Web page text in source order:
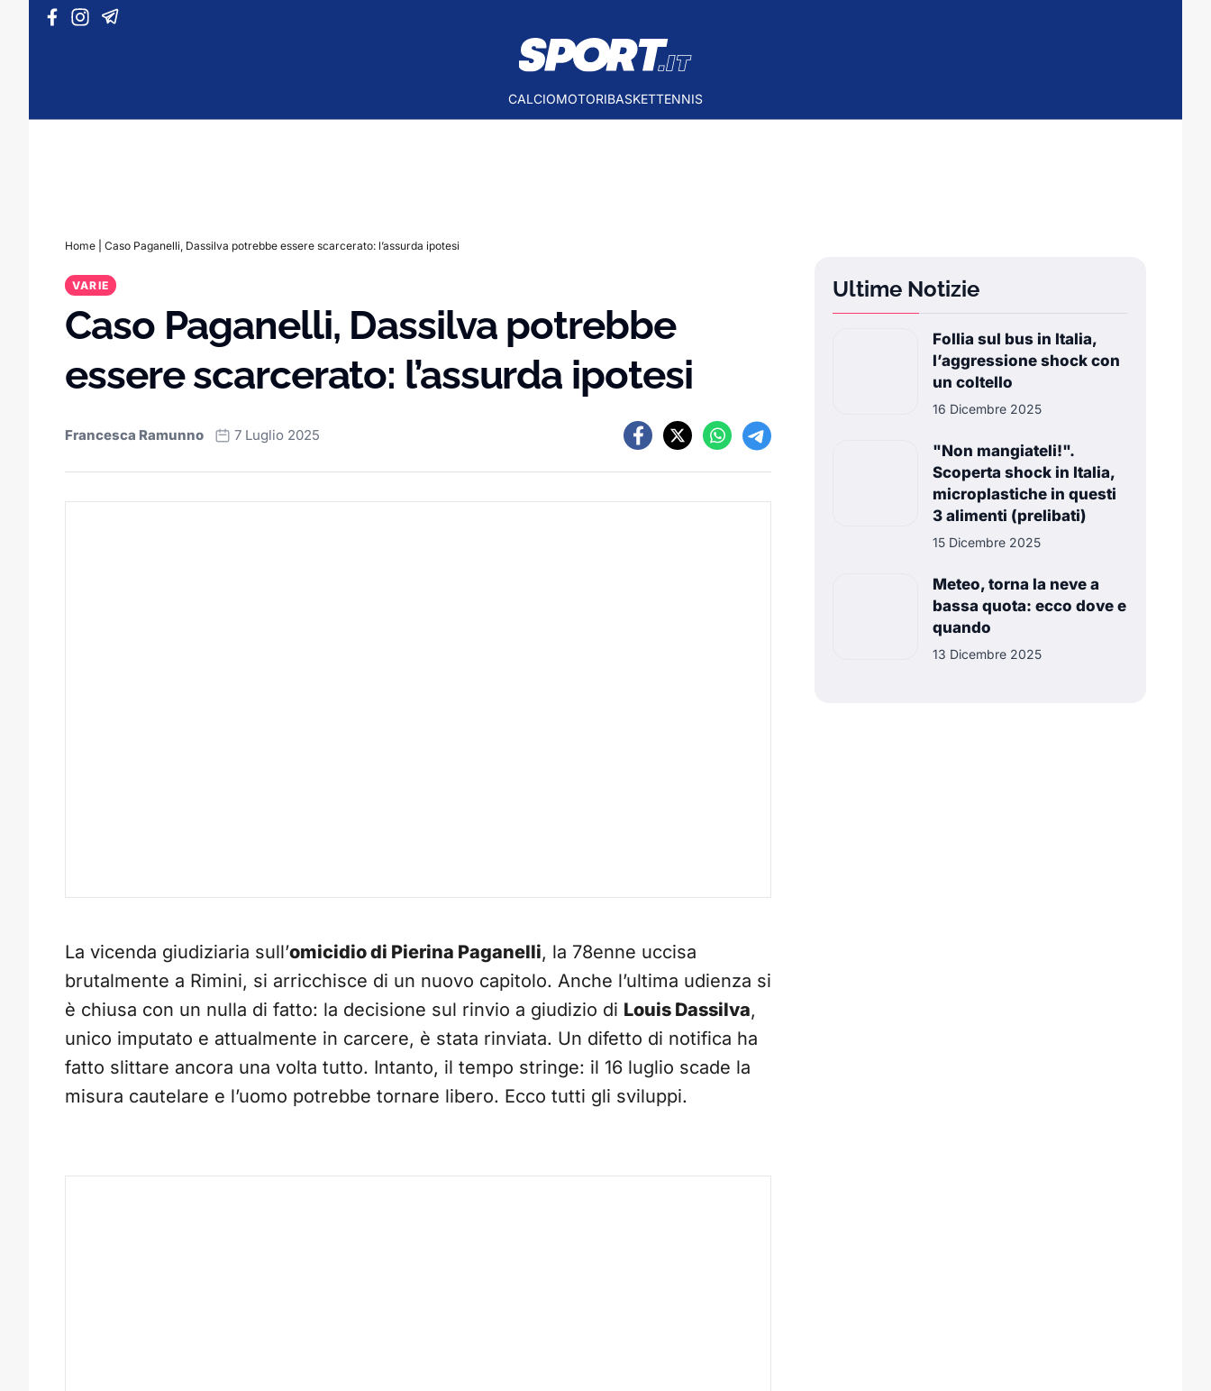
Vai al contenuto
CALCIOMOTORIBASKETTENNIS
Home Caso Paganelli, Dassilva potrebbe essere scarcerato: l’assurda ipotesi
VARIE
Caso Paganelli, Dassilva potrebbe
essere scarcerato: l’assurda ipotesi
Francesca Ramunno 7 Luglio 2025
La vicenda giudiziaria sull’omicidio di Pierina Paganelli, la 78enne uccisa
brutalmente a Rimini, si arricchisce di un nuovo capitolo. Anche l’ultima udienza si
è chiusa con un nulla di fatto: la decisione sul rinvio a giudizio di Louis Dassilva,
unico imputato e attualmente in carcere, è stata rinviata. Un difetto di notifica ha
fatto slittare ancora una volta tutto. Intanto, il tempo stringe: il 16 luglio scade la
misura cautelare e l’uomo potrebbe tornare libero. Ecco tutti gli sviluppi.
Ultime Notizie
Follia sul bus in Italia,
l’aggressione shock con
un coltello
16 Dicembre 2025
"Non mangiateli!".
Scoperta shock in Italia,
microplastiche in questi
3 alimenti (prelibati)
15 Dicembre 2025
Meteo, torna la neve a
bassa quota: ecco dove e
quando
13 Dicembre 2025